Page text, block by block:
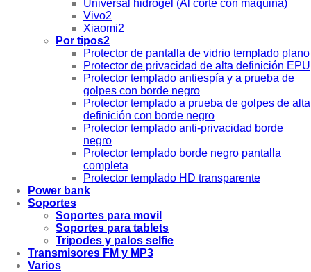
Universal hidrogel (Al corte con máquina)
Vivo2
Xiaomi2
Por tipos2
Protector de pantalla de vidrio templado plano
Protector de privacidad de alta definición EPU
Protector templado antiespía y a prueba de
golpes con borde negro
Protector templado a prueba de golpes de alta
definición con borde negro
Protector templado anti-privacidad borde
negro
Protector templado borde negro pantalla
completa
Protector templado HD transparente
Power bank
Soportes
Soportes para movil
Soportes para tablets
Tripodes y palos selfie
Transmisores FM y MP3
Varios